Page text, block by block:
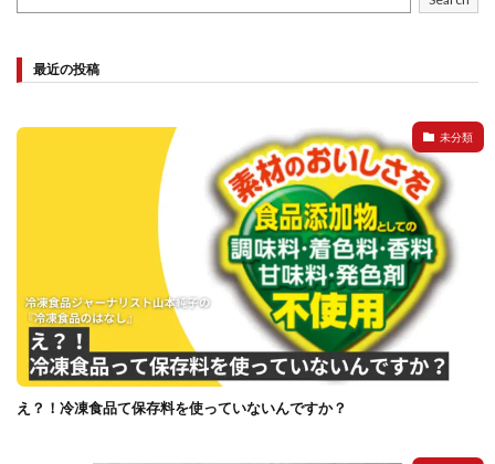
最近の投稿
未分類
え？！冷凍食品て保存料を使っていないんですか？